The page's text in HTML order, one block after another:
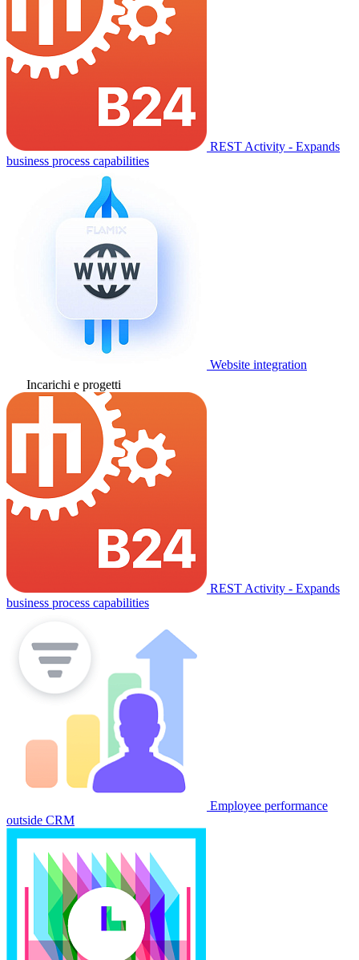
REST Activity - Expands
business process capabilities
Website integration
Incarichi e progetti
REST Activity - Expands
business process capabilities
Employee performance
outside CRM